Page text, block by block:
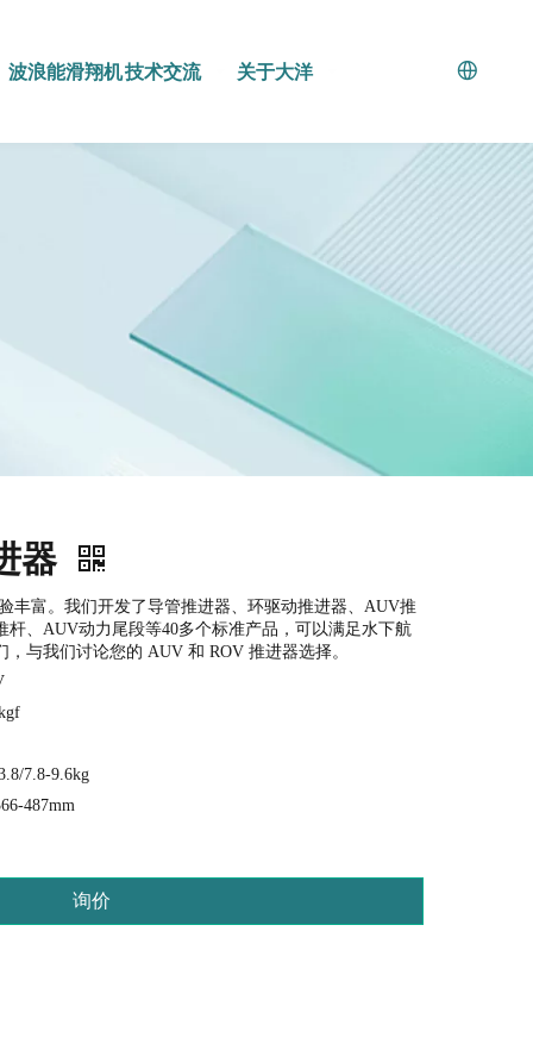
波浪能滑翔机技术交流 关于大洋
器
丰富。我们开发了导管推进器、环驱动推进器、AUV推
杆、AUV动力尾段等40多个标准产品，可以满足水下航
与我们讨论您的 AUV 和 ROV 推进器选择。
7.8-9.6kg
487mm
询价